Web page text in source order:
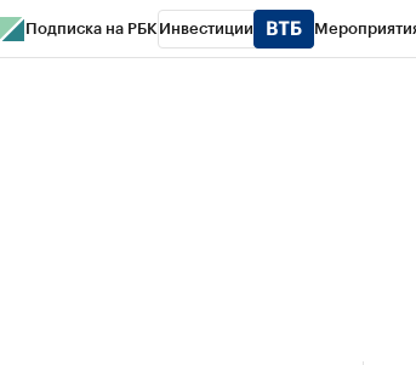
Подписка на РБК Инвестиции